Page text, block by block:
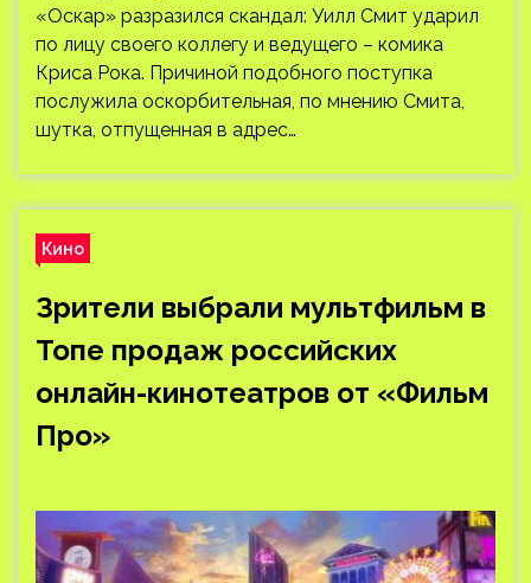
«Оскар» разразился скандал: Уилл Смит ударил
по лицу своего коллегу и ведущего – комика
Криса Рока. Причиной подобного поступка
послужила оскорбительная, по мнению Смита,
шутка, отпущенная в адрес…
Кино
Зрители выбрали мультфильм в
Топе продаж российских
онлайн-кинотеатров от «Фильм
Про»